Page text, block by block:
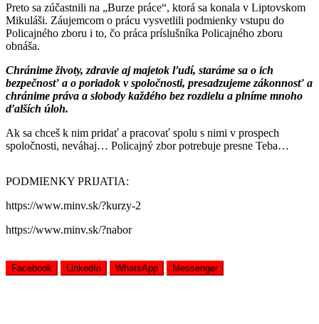
Preto sa zúčastnili na „Burze práce“, ktorá sa konala v Liptovskom
Mikuláši. Záujemcom o prácu vysvetlili podmienky vstupu do
Policajného zboru i to, čo práca príslušníka Policajného zboru
obnáša.
Chránime životy, zdravie aj majetok ľudí, staráme sa o ich
bezpečnosť a o poriadok v spoločnosti, presadzujeme zákonnosť a
chránime práva a slobody každého bez rozdielu a plníme mnoho
ďalších úloh.
Ak sa chceš k nim pridať a pracovať spolu s nimi v prospech
spoločnosti, neváhaj… Policajný zbor potrebuje presne Teba…
PODMIENKY PRIJATIA:
https://www.minv.sk/?kurzy-2
https://www.minv.sk/?nabor
Facebook LinkedIn WhatsApp Messenger